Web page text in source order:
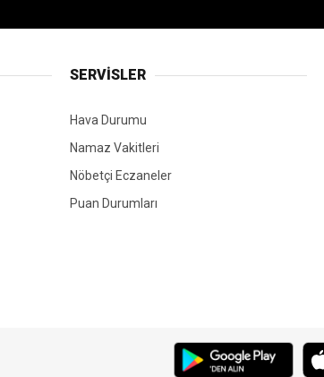
SERVİSLER
Hava Durumu
Namaz Vakitleri
Nöbetçi Eczaneler
Puan Durumları